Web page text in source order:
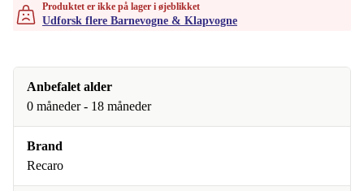
Produktet er ikke på lager i øjeblikket
Udforsk flere Barnevogne & Klapvogne
Anbefalet alder
0 måneder - 18 måneder
Brand
Recaro